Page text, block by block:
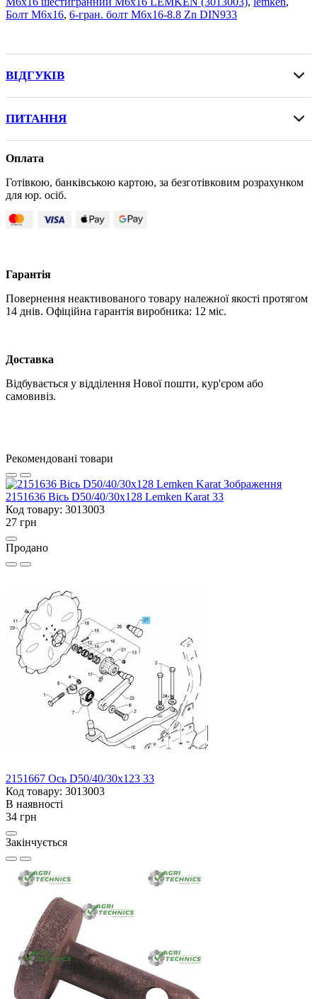
Болт М6х16, 6-гран. болт M6x16-8.8 Zn DIN933
ВІДГУКІВ
ПИТАННЯ
Оплата
Готівкою, банківською картою, за безготівковим розрахунком
для юр. осіб.
Гарантія
Повернення неактивованого товару належної якості протягом
14 днів. Офіційна гарантія виробника: 12 міс.
Доставка
Відбувається у відділення Нової пошти, кур'єром або
самовивіз.
Рекомендовані товари
2151636 Вісь D50/40/30х128 Lemken Karat 33
Код товару: 3013003
27 грн
Продано
2151667 Ось D50/40/30x123 33
Код товару: 3013003
В наявності
34 грн
Закінчується